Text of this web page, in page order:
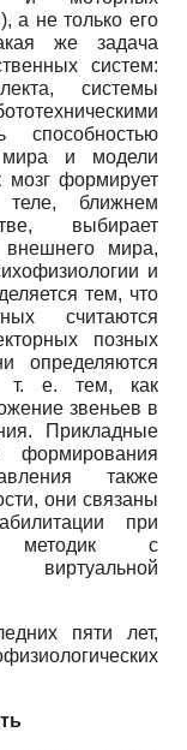
а не только его
же задача
систем:
системы
способностью
мира и модели
формирует
теле, ближнем
выбирает
внешнего мира,
и
тем, что
считаются
позных
определяются
т. е. тем, как
звеньев в
Прикладные
также
они связаны
при
методик с
виртуальной
пяти лет,